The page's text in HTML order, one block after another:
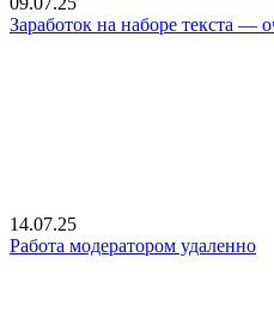
Заработок на наборе текста —
14.07.25
Работа модератором удаленно